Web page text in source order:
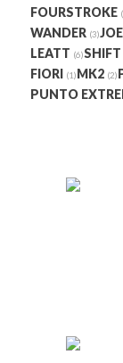
FOURSTROKE
WANDER (3)
LEATT (6)SHIFT
FIORI (1)MK2 (2)
PUNTO